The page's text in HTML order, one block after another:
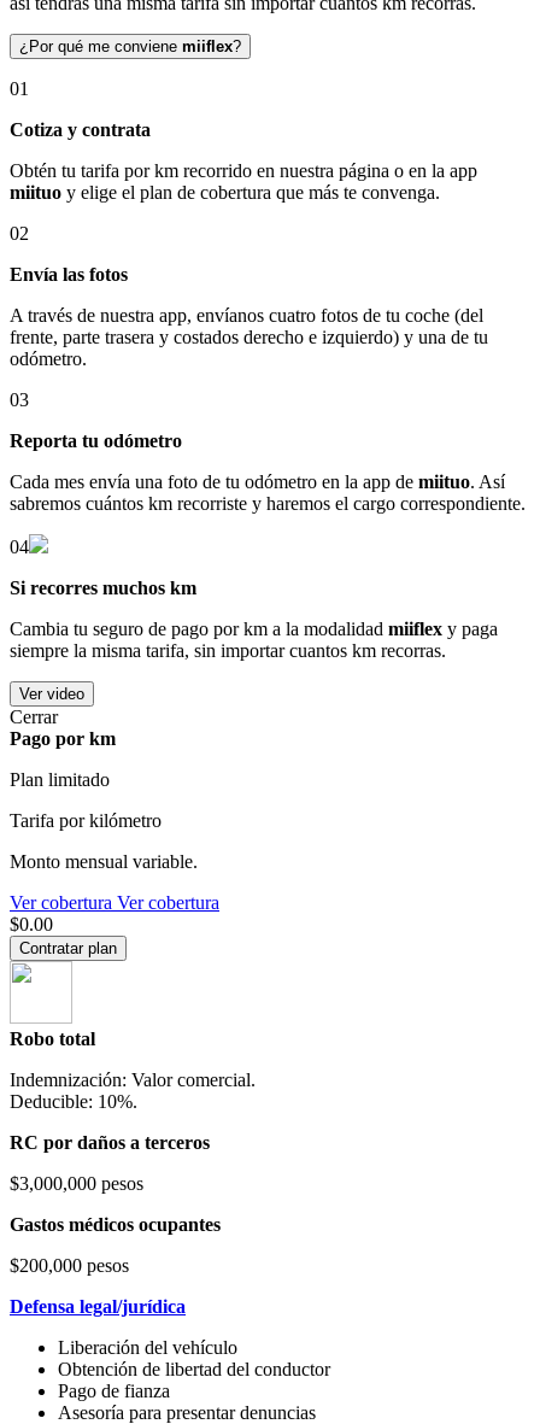
¿Por qué me conviene miiflex?
01
Cotiza y contrata
Obtén tu tarifa por km recorrido en nuestra página o en la app
miituo y elige el plan de cobertura que más te convenga.
02
Envía las fotos
A través de nuestra app, envíanos cuatro fotos de tu coche (del
frente, parte trasera y costados derecho e izquierdo) y una de tu
odómetro.
03
Reporta tu odómetro
Cada mes envía una foto de tu odómetro en la app de miituo. Así
sabremos cuántos km recorriste y haremos el cargo correspondiente.
04
Si recorres muchos km
Cambia tu seguro de pago por km a la modalidad miiflex y paga
siempre la misma tarifa, sin importar cuantos km recorras.
Ver video
Cerrar
Pago por km
Plan limitado
Tarifa por kilómetro
Monto mensual variable.
Ver cobertura Ver cobertura
$0.00
Contratar plan
Robo total
Indemnización: Valor comercial.
Deducible: 10%.
RC por daños a terceros
$3,000,000 pesos
Gastos médicos ocupantes
$200,000 pesos
Defensa legal/jurídica
Liberación del vehículo
Obtención de libertad del conductor
Pago de fianza
Asesoría para presentar denuncias